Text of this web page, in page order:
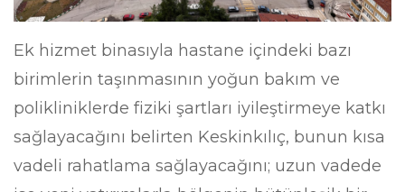
Ek hizmet binasıyla hastane içindeki bazı
birimlerin taşınmasının yoğun bakım ve
polikliniklerde fiziki şartları iyileştirmeye katkı
sağlayacağını belirten Keskinkılıç, bunun kısa
vadeli rahatlama sağlayacağını; uzun vadede